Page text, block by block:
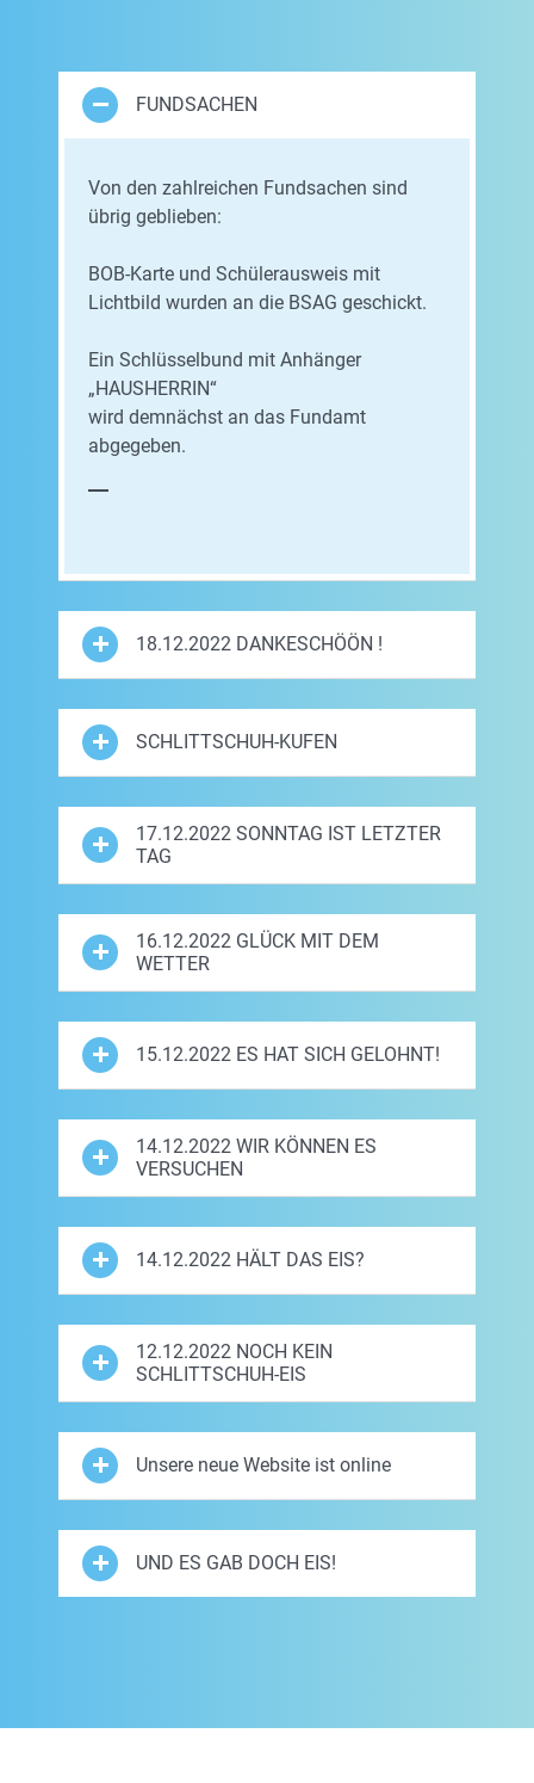
FUNDSACHEN
Von den zahlreichen Fundsachen sind
übrig geblieben:
BOB-Karte und Schülerausweis mit
Lichtbild wurden an die BSAG geschickt.
Ein Schlüsselbund mit Anhänger
„HAUSHERRIN“
wird demnächst an das Fundamt
abgegeben.
18.12.2022 DANKESCHÖÖN !
SCHLITTSCHUH-KUFEN
17.12.2022 SONNTAG IST LETZTER
TAG
16.12.2022 GLÜCK MIT DEM
WETTER
15.12.2022 ES HAT SICH GELOHNT!
14.12.2022 WIR KÖNNEN ES
VERSUCHEN
14.12.2022 HÄLT DAS EIS?
12.12.2022 NOCH KEIN
SCHLITTSCHUH-EIS
Unsere neue Website ist online
UND ES GAB DOCH EIS!